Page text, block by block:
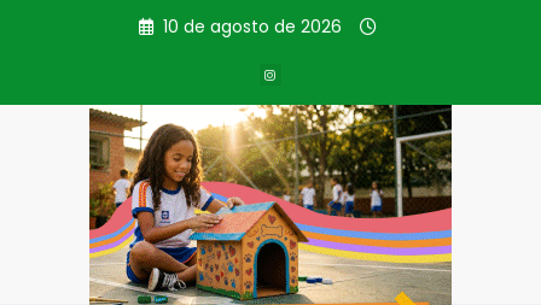
10 de agosto de 2026
Tag: Decretação
Página inicial Decretação